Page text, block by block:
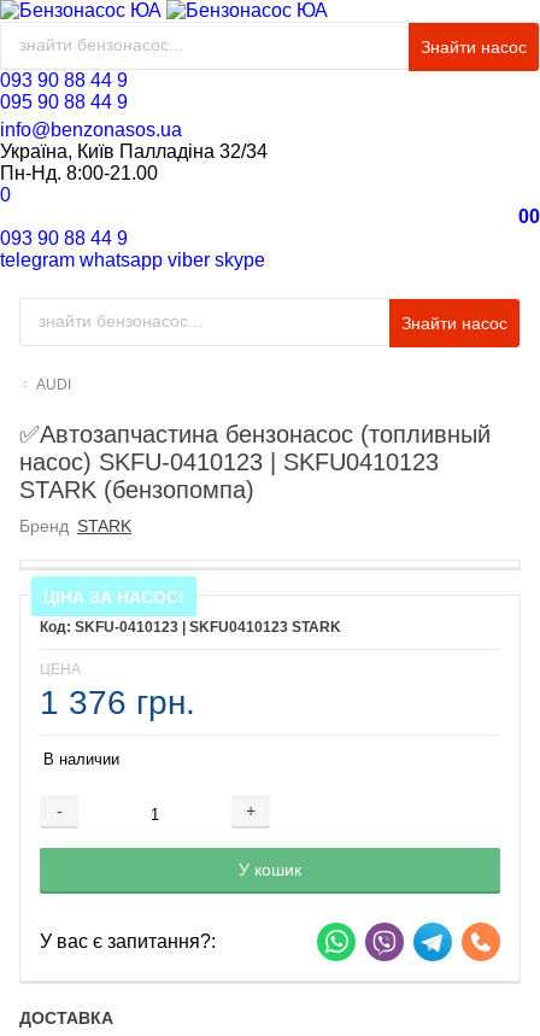
Знайти насос
093 90 88 44 9
095 90 88 44 9
info@benzonasos.ua
Україна, Київ Палладіна 32/34
Пн-Нд. 8:00-21.00
0
00
093 90 88 44 9
telegram whatsapp viber skype
Знайти насос
AUDI
✅Автозапчастина бензонасос (топливный
насос) SKFU-0410123 | SKFU0410123
STARK (бензопомпа)
Бренд STARK
ЦІНА ЗА НАСОС!
SKFU-0410123 | SKFU0410123 STARK
ЦЕНА
1 376 грн.
В наличии
- +
Добавляется...
У кошик
Добавлен
У вас є запитання?:
ДОСТАВКА